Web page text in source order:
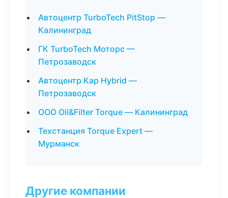
Автоцентр TurboTech PitStop —
Калининград
ГК TurboTech Моторс —
Петрозаводск
Автоцентр Кар Hybrid —
Петрозаводск
ООО Oil&Filter Torque — Калининград
Техстанция Torque Expert —
Мурманск
Другие компании